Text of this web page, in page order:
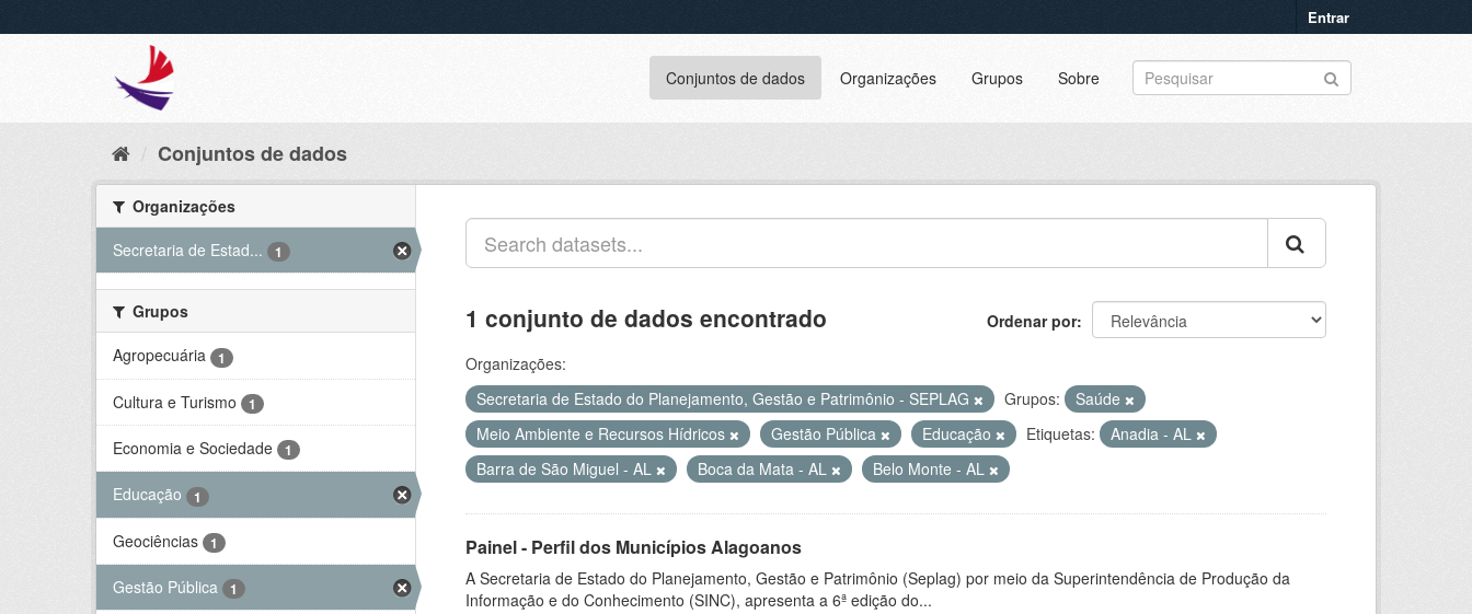
Entrar
Conjuntos de dados Organizações Grupos Sobre
Conjuntos de dados
Organizações
Secretaria de Estad...
1
Grupos
Agropecuária
1
Cultura e Turismo 1
Economia e Sociedade 1
Educação 1
Geociências 1
Gestão Pública 1
Ordenar por
1 conjunto de dados encontrado
Organizações:
Secretaria de Estado do Planejamento, Gestão e Patrimônio - SEPLAG
Grupos:
Saúde
Meio Ambiente e Recursos Hídricos
Gestão Pública Educação Etiquetas:
Anadia - AL
Barra de São Miguel - AL
Boca da Mata - AL Belo Monte - AL
Painel - Perfil dos Municípios Alagoanos
A Secretaria de Estado do Planejamento, Gestão e Patrimônio (Seplag) por meio da Superintendência de Produção da
Informação e do Conhecimento (SINC), apresenta a 6ª edição do...